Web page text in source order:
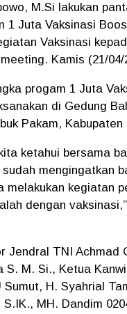
M.Si lakukan
1 Juta Vaksinasi
Vaksinasi
Kamis (21/04/
progam 1 Juta
di Gedung
Pakam,
ketahui bersama
mengingatkan
melakukan kegiatan
dengan
Jendral TNI Achmad
M. Si., Ketua
H. Syahrial
MH. Dandim